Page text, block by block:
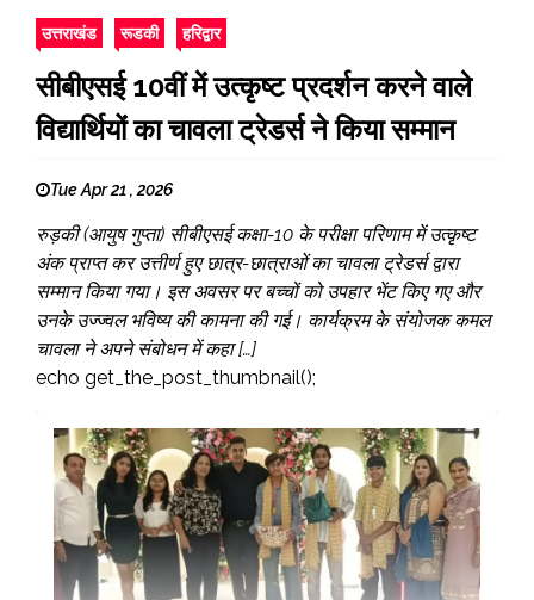
उत्तराखंड रूडकी हरिद्वार
सीबीएसई 10वीं में उत्कृष्ट प्रदर्शन करने वाले
विद्यार्थियों का चावला ट्रेडर्स ने किया सम्मान
Tue Apr 21 , 2026
रुड़की (आयुष गुप्ता) सीबीएसई कक्षा-10 के परीक्षा परिणाम में उत्कृष्ट
अंक प्राप्त कर उत्तीर्ण हुए छात्र-छात्राओं का चावला ट्रेडर्स द्वारा
सम्मान किया गया। इस अवसर पर बच्चों को उपहार भेंट किए गए और
उनके उज्ज्वल भविष्य की कामना की गई। कार्यक्रम के संयोजक कमल
चावला ने अपने संबोधन में कहा […]
echo get_the_post_thumbnail();